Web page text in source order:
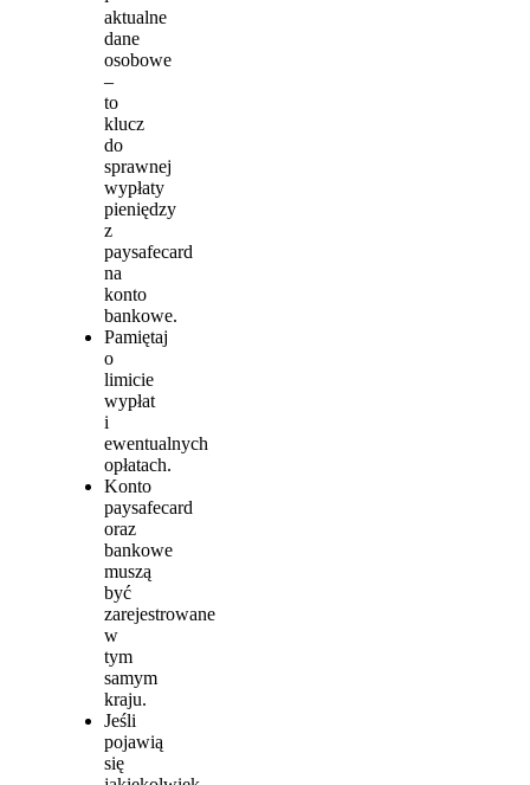
aktualne
dane
osobowe
–
to
klucz
do
sprawnej
wypłaty
pieniędzy
z
paysafecard
na
konto
bankowe.
Pamiętaj
o
limicie
wypłat
i
ewentualnych
opłatach.
Konto
paysafecard
oraz
bankowe
muszą
być
zarejestrowane
w
tym
samym
kraju.
Jeśli
pojawią
się